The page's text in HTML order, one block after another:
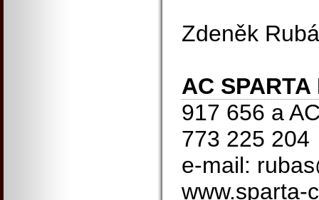
Zdeněk
AC SPARTA
917 656 a
773 225 204
e-mail:
www.sparta-